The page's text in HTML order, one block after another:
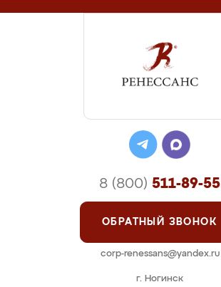
г. Ногинск
8 (800) 511-89-55
ОБРАТНЫЙ ЗВОНОК
corp-renessans@yandex.ru